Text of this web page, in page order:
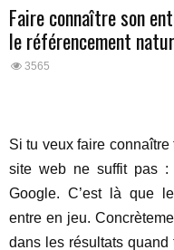
Faire connaître son
le référencement
3565
Si tu veux faire
site web ne suffit pas
Google. C’est là que
entre en jeu.
dans les résultats